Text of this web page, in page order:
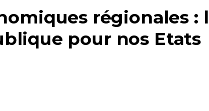
régionales :
pour nos Etats